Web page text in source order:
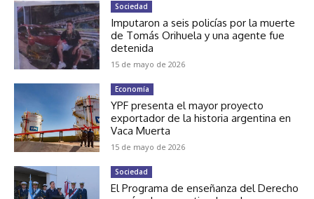
Sociedad
Imputaron a seis policías por la muerte
de Tomás Orihuela y una agente fue
detenida
15 de mayo de 2026
Economía
YPF presenta el mayor proyecto
exportador de la historia argentina en
Vaca Muerta
15 de mayo de 2026
Sociedad
El Programa de enseñanza del Derecho